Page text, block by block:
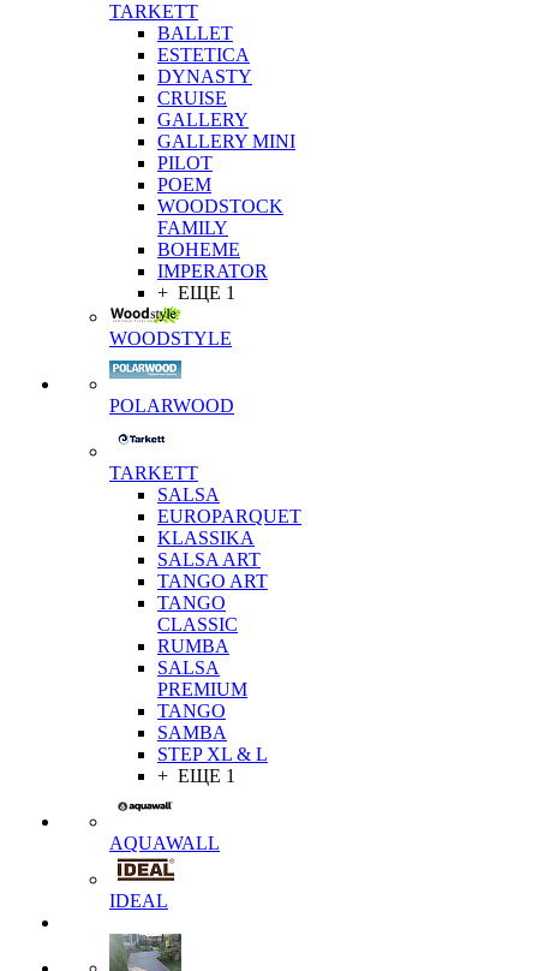
TARKETT
BALLET
ESTETICA
DYNASTY
CRUISE
GALLERY
GALLERY MINI
PILOT
POEM
WOODSTOCK
FAMILY
BOHEME
IMPERATOR
+ ЕЩЕ 1
WOODSTYLE
POLARWOOD
TARKETT
SALSA
EUROPARQUET
KLASSIKA
SALSA ART
TANGO ART
TANGO
CLASSIC
RUMBA
SALSA
PREMIUM
TANGO
SAMBA
STEP XL & L
+ ЕЩЕ 1
AQUAWALL
IDEAL